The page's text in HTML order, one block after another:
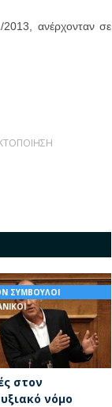
2013, ανέρχονταν σε
ΣΥΜΒΟΥΛΟΙ
στον
νόμο